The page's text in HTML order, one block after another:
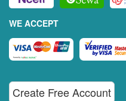
WE ACCEPT
Create Free Account